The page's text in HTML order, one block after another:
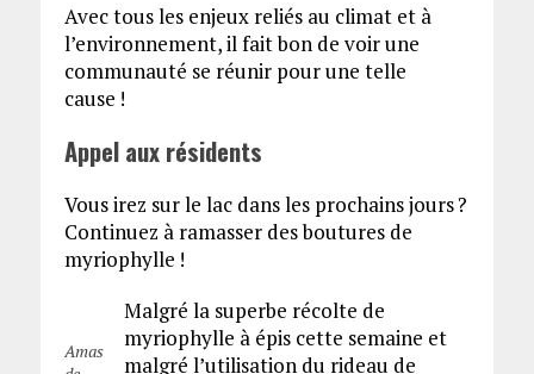
Avec tous les enjeux reliés au climat et à
l’environnement, il fait bon de voir une
communauté se réunir pour une telle
cause !
Appel aux résidents
Vous irez sur le lac dans les prochains jours ?
Continuez à ramasser des boutures de
myriophylle !
Amas
Malgré la superbe récolte de
myriophylle à épis cette semaine et
malgré l’utilisation du rideau de